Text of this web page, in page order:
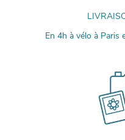
En 4h à vélo à